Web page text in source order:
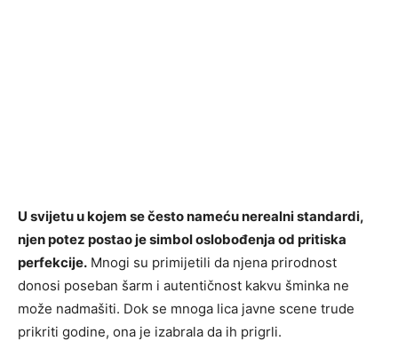
U svijetu u kojem se često nameću nerealni standardi,
njen potez postao je simbol oslobođenja od pritiska
perfekcije. Mnogi su primijetili da njena prirodnost
donosi poseban šarm i autentičnost kakvu šminka ne
može nadmašiti. Dok se mnoga lica javne scene trude
prikriti godine, ona je izabrala da ih prigrli.